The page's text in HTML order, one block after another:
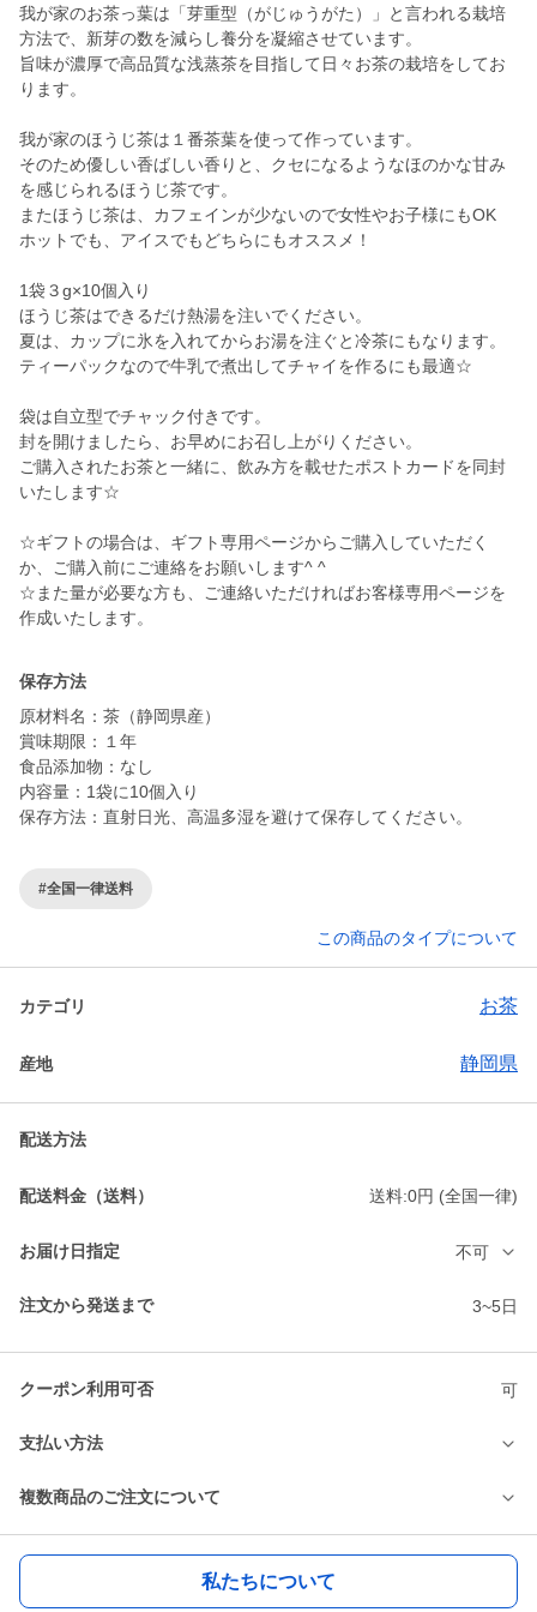
我が家のお茶っ葉は「芽重型（がじゅうがた）」と言われる栽培
方法で、新芽の数を減らし養分を凝縮させています。
旨味が濃厚で高品質な浅蒸茶を目指して日々お茶の栽培をしてお
ります。
我が家のほうじ茶は１番茶葉を使って作っています。
そのため優しい香ばしい香りと、クセになるようなほのかな甘み
を感じられるほうじ茶です。
またほうじ茶は、カフェインが少ないので女性やお子様にもOK
ホットでも、アイスでもどちらにもオススメ！
1袋３g×10個入り
ほうじ茶はできるだけ熱湯を注いでください。
夏は、カップに氷を入れてからお湯を注ぐと冷茶にもなります。
ティーパックなので牛乳で煮出してチャイを作るにも最適☆
袋は自立型でチャック付きです。
封を開けましたら、お早めにお召し上がりください。
ご購入されたお茶と一緒に、飲み方を載せたポストカードを同封
いたします☆
☆ギフトの場合は、ギフト専用ページからご購入していただく
か、ご購入前にご連絡をお願いします^ ^
☆また量が必要な方も、ご連絡いただければお客様専用ページを
作成いたします。
保存方法
原材料名：茶（静岡県産）
賞味期限：１年
食品添加物：なし
内容量：1袋に10個入り
保存方法：直射日光、高温多湿を避けて保存してください。
#全国一律送料
この商品のタイプについて
カテゴリ お茶
産地 静岡県
配送方法
配送料金（送料） 送料:0円 (全国一律)
お届け日指定 不可
注文から発送まで 3~5日
クーポン利用可否 可
支払い方法
複数商品のご注文について
私たちについて